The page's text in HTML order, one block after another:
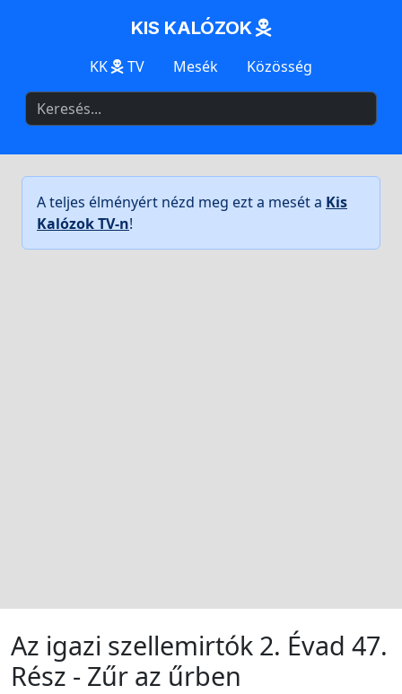
KIS KALÓZOK
KK TV Mesék Közösség
A teljes élményért nézd meg ezt a mesét a Kis
Kalózok TV-n!
Az igazi szellemirtók 2. Évad 47.
Rész - Zűr az űrben